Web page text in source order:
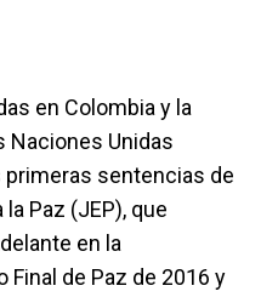
en Colombia y la
Naciones Unidas
sentencias de
Paz (JEP), que
en la
de Paz de 2016 y